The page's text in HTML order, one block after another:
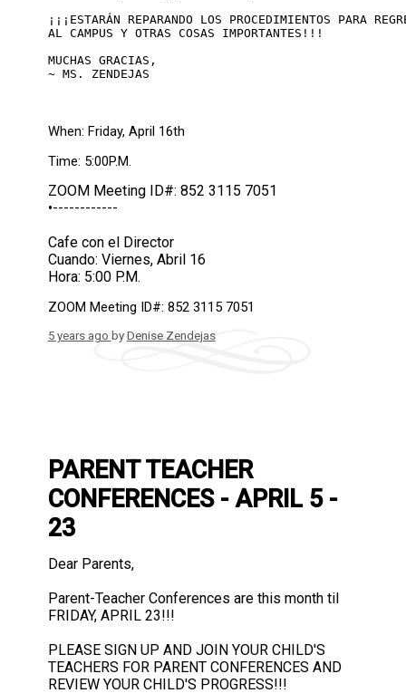
¡¡¡ESTARÁN REPARANDO LOS PROCEDIMIENTOS PARA
AL CAMPUS Y OTRAS COSAS IMPORTANTES!!!
MUCHAS GRACIAS,
~ MS. ZENDEJAS
When: Friday, April 16th
Time: 5:00P.M.
ZOOM Meeting ID#: 852 3115 7051
•------------
Cafe con el Director
Cuando: Viernes, Abril 16
Hora: 5:00 P.M.
ZOOM Meeting ID#: 852 3115 7051
5 years ago by Denise Zendejas
PARENT TEACHER
CONFERENCES - APRIL 5 -
23
Dear Parents,
Parent-Teacher Conferences are this month til
FRIDAY, APRIL 23!!!
PLEASE SIGN UP AND JOIN YOUR CHILD'S
TEACHERS FOR PARENT CONFERENCES AND
REVIEW YOUR CHILD'S PROGRESS!!!